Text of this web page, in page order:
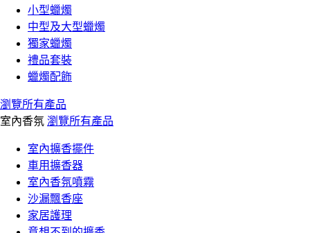
小型蠟燭
中型及大型蠟燭
獨家蠟燭
禮品套裝
蠟燭配飾
瀏覽所有產品
室內香氛 瀏覽所有產品
室內擴香擺件
車用擴香器
室內香氛噴霧
沙漏飄香座
家居護理